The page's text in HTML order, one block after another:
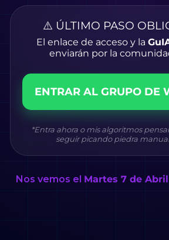
⚠️ ÚLTIMO PASO
El enlace de acceso y la
enviarán por la
ENTRAR AL GRUPO DE
*Entra ahora o mis algoritmos
seguir picando piedra
Nos vemos el Martes 7 de